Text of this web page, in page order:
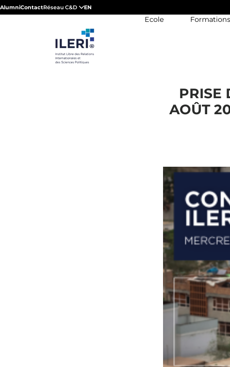
AlumniContactRéseau C&D EN
Ecole Formations
PRISE
AOÛT